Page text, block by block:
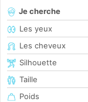
Je cherche
Les yeux
Les cheveux
Silhouette
Taille
Poids